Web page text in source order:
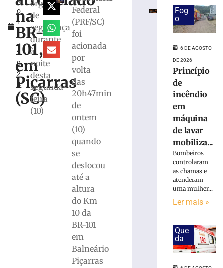
o
1
1
,
2
0
2
4
na
BR-
101,
em
Piçarras
(SC)
órgãos
de
segurança
durante
à
noite
desta
segunda-
feira
(10)
Federal
(PRF/SC)
foi
acionada
por
volta
das
20h47min
de
ontem
(10)
quando
se
deslocou
até a
altura
do Km
10 da
BR-101
em
Balneário
Piçarras
máquina
mobiliza
Bombeiros,
Brusque
Trabalhador
terceirizado
Centro
Administrativo
Fog
o
6 DE AGOSTO
DE 2026
Princípio
de
incêndio
em
máquina
de lavar
mobiliza...
Bombeiros
controlaram
as chamas e
atenderam
uma mulher...
Ler mais »
Que
da